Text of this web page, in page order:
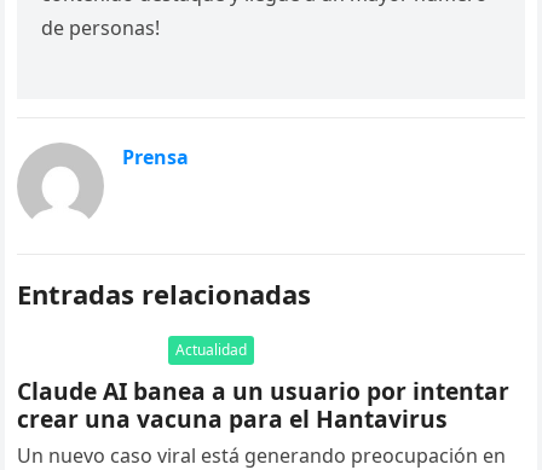
de personas!
Prensa
Entradas relacionadas
Actualidad
Claude AI banea a un usuario por intentar
crear una vacuna para el Hantavirus
Un nuevo caso viral está generando preocupación en